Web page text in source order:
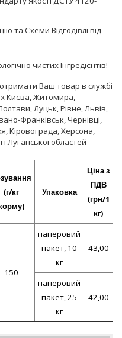
та Схеми Відгодівлі від
чистих Інгредієнтів!
Ваш товар в службі
Києва, Житомира,
Луцьк, Рівне, Львів,
Франківськ, Чернівці,
Кіровограда, Херсона,
Луганської областей
(г/кг
Упаковка
Ціна з
ПДВ
(грн/1
кг)
150
паперовий
пакет, 10
кг
43,00
паперовий
пакет, 25
кг
42,00